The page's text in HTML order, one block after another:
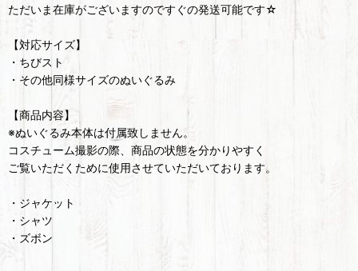
ただいま在庫がございますのですぐの発送可能です☆
【対応サイズ】
・ちびスト
・その他同様サイズのぬいぐるみ
【商品内容】
※ぬいぐるみ本体は付属致しません。
コスチューム撮影の際、商品の状態を分かりやすく
ご覧いただくために使用させていただいております。
・ジャケット
・シャツ
・ズボン